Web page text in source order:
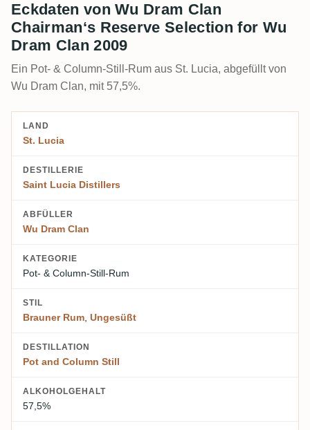
Eckdaten von Wu Dram Clan
Chairman‘s Reserve Selection for Wu
Dram Clan 2009
Ein Pot- & Column-Still-Rum aus St. Lucia, abgefüllt von
Wu Dram Clan, mit 57,5%.
LAND
St. Lucia
DESTILLERIE
Saint Lucia Distillers
ABFÜLLER
Wu Dram Clan
KATEGORIE
Pot- & Column-Still-Rum
STIL
Brauner Rum, Ungesüßt
DESTILLATION
Pot and Column Still
ALKOHOLGEHALT
57,5%